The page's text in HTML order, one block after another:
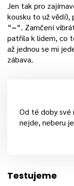
Jen tak pro
kousku to už vědí),
“–“. Zamčení
patřila k lidem, co
až jednou se mi
zábava.
Od té doby své
nejde, neberu
Testujeme